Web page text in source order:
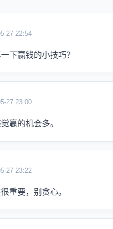
27 22:54
下赢钱的小技巧？
27 23:00
赢的机会多。
27 23:22
重要，别贪心。